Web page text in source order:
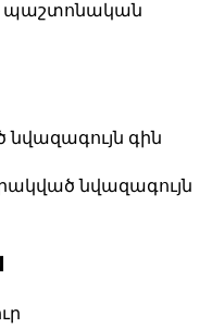
պաշտոնական
գին
նվազագույն